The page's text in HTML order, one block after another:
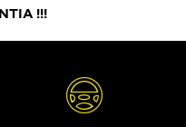
!!!